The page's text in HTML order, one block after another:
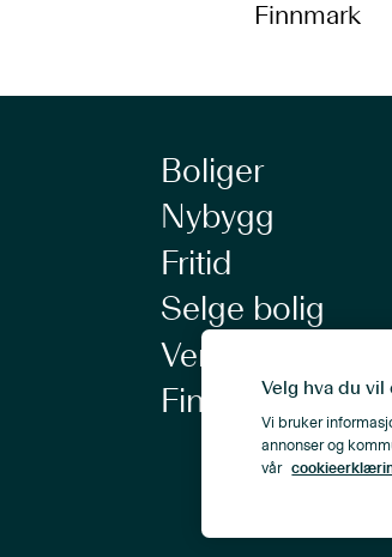
Finnmark
Boliger
Nybygg
Fritid
Selge bolig
Verdivurdering
Finansiering
Velg hva du
Vi bruker
annonser og
vår